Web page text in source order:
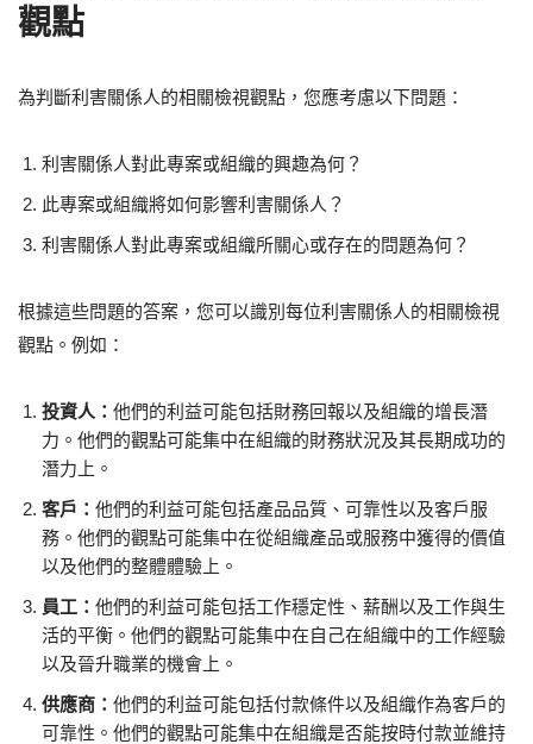
觀點
為判斷利害關係人的相關檢視觀點，您應考慮以下問題：
利害關係人對此專案或組織的興趣為何？
此專案或組織將如何影響利害關係人？
利害關係人對此專案或組織所關心或存在的問題為何？
根據這些問題的答案，您可以識別每位利害關係人的相關檢視
觀點。例如：
投資人： 他們的利益可能包括財務回報以及組織的增長潛
力。他們的觀點可能集中在組織的財務狀況及其長期成功的
潛力上。
客戶： 他們的利益可能包括產品品質、可靠性以及客戶服
務。他們的觀點可能集中在從組織產品或服務中獲得的價值
以及他們的整體體驗上。
員工： 他們的利益可能包括工作穩定性、薪酬以及工作與生
活的平衡。他們的觀點可能集中在自己在組織中的工作經驗
以及晉升職業的機會上。
供應商： 他們的利益可能包括付款條件以及組織作為客戶的
可靠性。他們的觀點可能集中在組織是否能按時付款並維持